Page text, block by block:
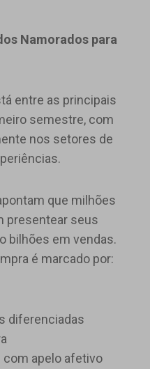
Namorados para
entre as principais
semestre, com
nos setores de
que milhões
presentear seus
bilhões em vendas.
é marcado por:
diferenciadas
com apelo afetivo